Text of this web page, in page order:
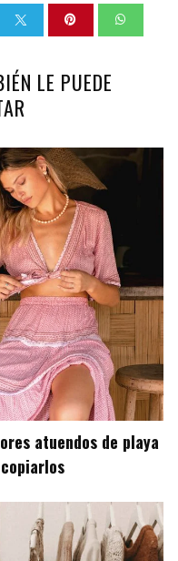
LE PUEDE
atuendos de playa